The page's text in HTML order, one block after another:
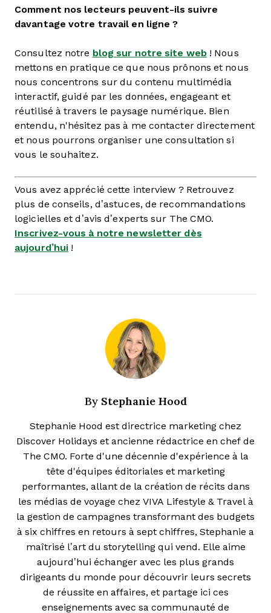
Comment nos lecteurs peuvent-ils suivre
davantage votre travail en ligne ?
Consultez notre blog sur notre site web! Nous
mettons en pratique ce que nous prônons et nous
nous concentrons sur du contenu multimédia
interactif, guidé par les données, engageant et
réutilisé à travers le paysage numérique. Bien
entendu, n'hésitez pas à me contacter directement
et nous pourrons organiser une consultation si
vous le souhaitez.
Vous avez apprécié cette interview ? Retrouvez
plus de conseils, d’astuces, de recommandations
logicielles et d’avis d’experts sur The CMO.
Inscrivez-vous à notre newsletter dès
aujourd’hui !
By Stephanie Hood
Stephanie Hood est directrice marketing chez
Discover Holidays et ancienne rédactrice en chef de
The CMO. Forte d'une décennie d'expérience à la
tête d'équipes éditoriales et marketing
performantes, allant de la création de récits dans
les médias de voyage chez VIVA Lifestyle & Travel à
la gestion de campagnes transformant des budgets
à six chiffres en retours à sept chiffres, Stephanie a
maîtrisé l’art du storytelling qui vend. Elle aime
aujourd’hui échanger avec les plus grands
dirigeants du monde pour découvrir leurs secrets
de réussite en affaires, et partage ici ces
enseignements avec sa communauté de